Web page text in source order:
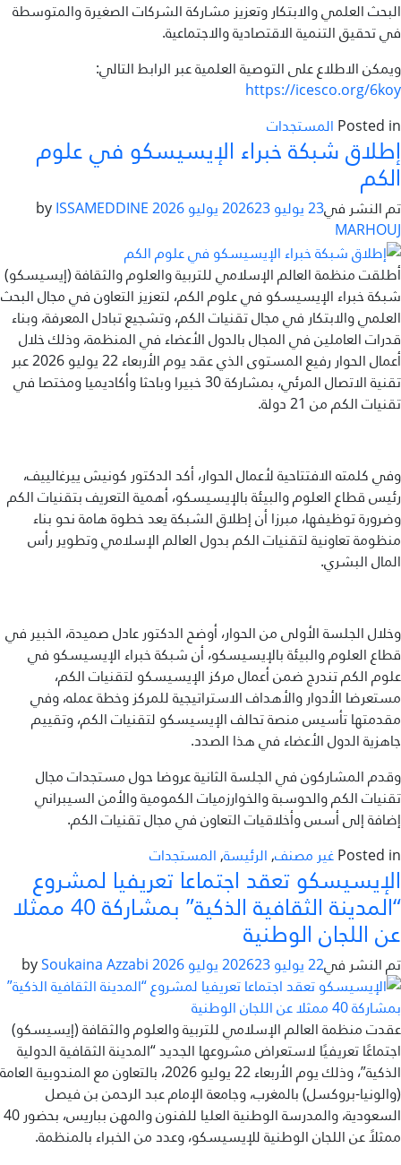
البحث العلمي والابتكار وتعزيز مشاركة الشركات الصغيرة والمتوسطة
في تحقيق التنمية الاقتصادية والاجتماعية.
ويمكن الاطلاع على التوصية العلمية عبر الرابط التالي:
https://icesco.org/6koy
Posted in المستجدات
إطلاق شبكة خبراء الإيسيسكو في علوم
الكم
تم النشر في23 يوليو 2026 23 يوليو 2026
ISSAMEDDINE
MARHOUJ
أطلقت منظمة العالم الإسلامي للتربية والعلوم والثقافة (إيسيسكو)
شبكة خبراء الإيسيسكو في علوم الكم، لتعزيز التعاون في مجال البحث
العلمي والابتكار في مجال تقنيات الكم، وتشجيع تبادل المعرفة، وبناء
قدرات العاملين في المجال بالدول الأعضاء في المنظمة، وذلك خلال
أعمال الحوار رفيع المستوى الذي عقد يوم الأربعاء 22 يوليو 2026 عبر
تقنية الاتصال المرئي، بمشاركة 30 خبيرا وباحثا وأكاديميا ومختصا في
تقنيات الكم من 21 دولة.
وفي كلمته الافتتاحية لأعمال الحوار، أكد الدكتور كونيش ييرغالييف،
رئيس قطاع العلوم والبيئة بالإيسيسكو، أهمية التعريف بتقنيات الكم
وضرورة توظيفها، مبرزا أن إطلاق الشبكة يعد خطوة هامة نحو بناء
منظومة تعاونية لتقنيات الكم بدول العالم الإسلامي وتطوير رأس
المال البشري.
وخلال الجلسة الأولى من الحوار، أوضح الدكتور عادل صميدة، الخبير في
قطاع العلوم والبيئة بالإيسيسكو، أن شبكة خبراء الإيسيسكو في
علوم الكم تندرج ضمن أعمال مركز الإيسيسكو لتقنيات الكم،
مستعرضا الأدوار والأهداف الاستراتيجية للمركز وخطة عمله، وفي
مقدمتها تأسيس منصة تحالف الإيسيسكو لتقنيات الكم، وتقييم
جاهزية الدول الأعضاء في هذا الصدد.
وقدم المشاركون في الجلسة الثانية عروضا حول مستجدات مجال
تقنيات الكم والحوسبة والخوارزميات الكمومية والأمن السيبراني
إضافة إلى أسس وأخلاقيات التعاون في مجال تقنيات الكم.
Posted in غير مصنف, الرئيسة, المستجدات
الإيسيسكو تعقد اجتماعا تعريفيا لمشروع
“المدينة الثقافية الذكية” بمشاركة 40 ممثلا
عن اللجان الوطنية
تم النشر في22 يوليو 2026 23 يوليو 2026 Soukaina Azzabi
عقدت منظمة العالم الإسلامي للتربية والعلوم والثقافة (إيسيسكو)
اجتماعًا تعريفيًا لاستعراض مشروعها الجديد “المدينة الثقافية الدولية
الذكية”، وذلك يوم الأربعاء 22 يوليو 2026، بالتعاون مع المندوبية العامة
(والونيا-بروكسل) بالمغرب، وجامعة الإمام عبد الرحمن بن فيصل
السعودية، والمدرسة الوطنية العليا للفنون والمهن بباريس، بحضور 40
ممثلاً عن اللجان الوطنية للإيسيسكو، وعدد من الخبراء بالمنظمة.